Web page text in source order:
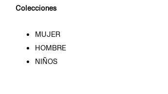
Colecciones
MUJER
HOMBRE
NIÑOS